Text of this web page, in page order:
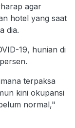
agar
hotel yang saat
dia.
19, hunian di
terpaksa
kini okupansi
normal,"